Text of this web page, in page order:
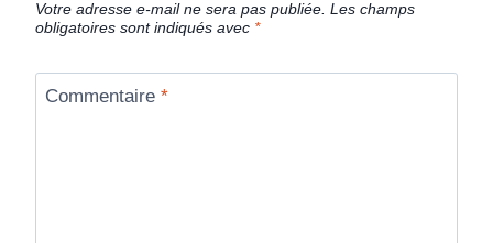
Votre adresse e-mail ne sera pas publiée. Les champs
obligatoires sont indiqués avec *
Commentaire *